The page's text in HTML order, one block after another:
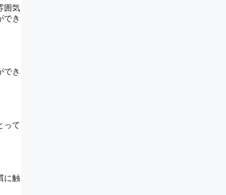
囲気
でき
でき
って
に触